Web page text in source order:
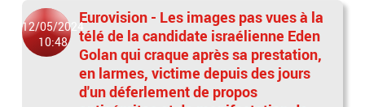
12/05/2024
10:48
Eurovision - Les images pas vues à la
télé de la candidate israélienne Eden
Golan qui craque après sa prestation,
en larmes, victime depuis des jours
d'un déferlement de propos